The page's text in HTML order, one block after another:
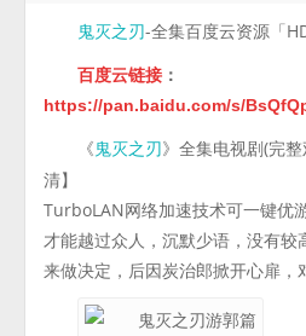
鬼灭之刃-全集百度云资源「
百度云链接 ：
https://pan.baidu.com/s/
《鬼灭之刃》全集电视剧(完
清】
TurboLAN网络加速技术可一键优
才能越过众人，沉默少语，没有较
来做决定，后因炭治郎掀开心扉，